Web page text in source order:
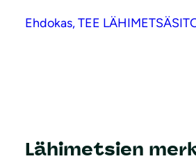
Ehdokas, TEE
Lähimetsien